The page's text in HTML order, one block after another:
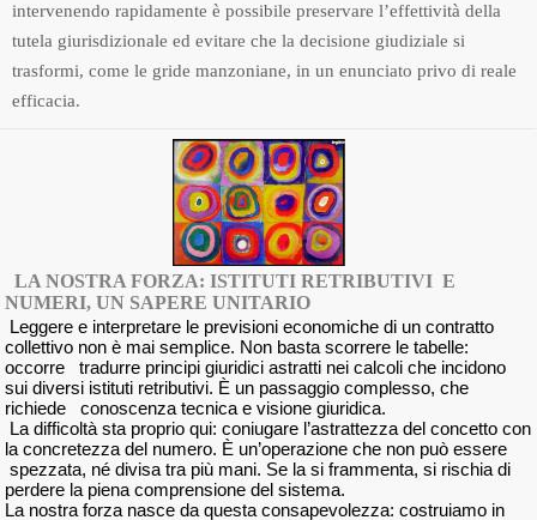
intervenendo rapidamente è possibile preservare l’effettività della
tutela giurisdizionale ed evitare che la decisione giudiziale si
trasformi, come le gride manzoniane, in un enunciato privo di reale
efficacia.
LA NOSTRA FORZA: ISTITUTI RETRIBUTIVI E
NUMERI, UN SAPERE UNITARIO
Leggere e interpretare le previsioni economiche di un contratto
collettivo non è mai semplice. Non basta scorrere le tabelle:
occorre tradurre principi giuridici astratti nei calcoli che incidono
sui diversi istituti retributivi. È un passaggio complesso, che
richiede conoscenza tecnica e visione giuridica.
La difficoltà sta proprio qui: coniugare l’astrattezza del concetto con
la concretezza del numero. È un’operazione che non può essere
spezzata, né divisa tra più mani. Se la si frammenta, si rischia di
perdere la piena comprensione del sistema.
La nostra forza nasce da questa consapevolezza: costruiamo in